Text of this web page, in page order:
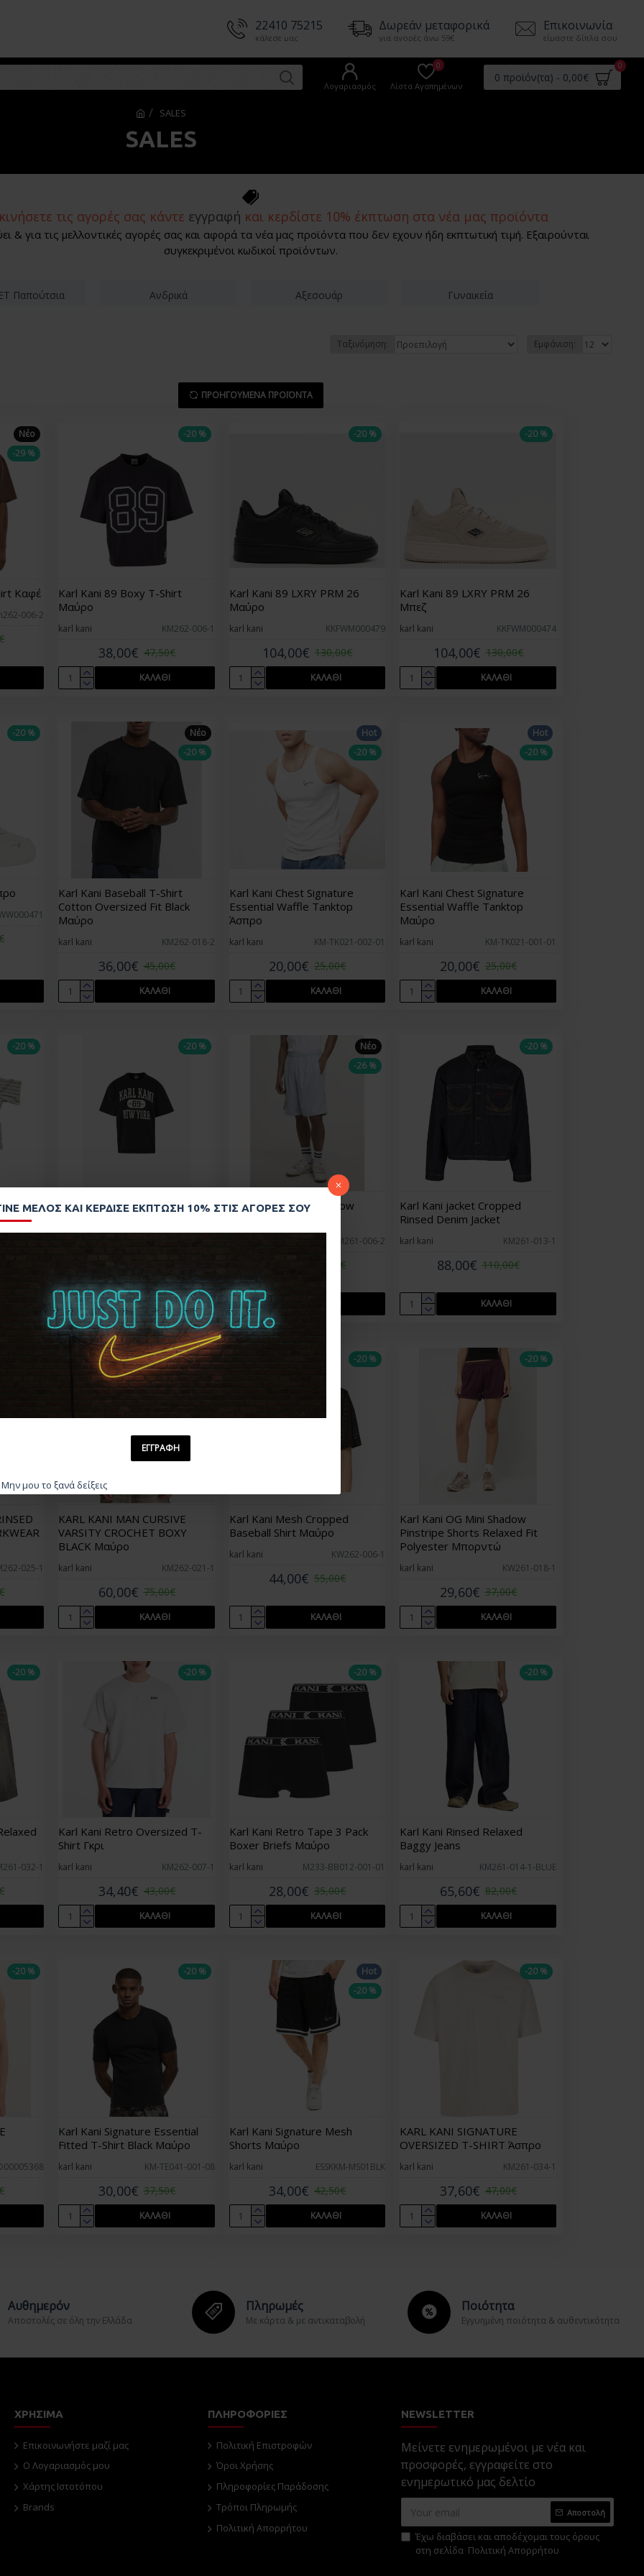
ΜΈΛΟΣ ΚΑΙ ΚΈΡΔΙΣΕ ΈΚΠΤΩΣΗ 10% ΣΤΙΣ ΑΓΟΡΈΣ ΣΟΥ
ΕΓΓΡΑΦΗ
Μην μου το ξανά δείξεις
22410 75215
κάλεσε μας
Δωρεάν μεταφορικά
για αγορές άνω 59€
Επικοινωνία
είμαστε δίπλα σου
Λογαριασμός Λίστα Αγαπημένων
0
0 προϊόν(τα) - 0,00€
0
SALES
SALES
τις αγορές σας κάντε εγγραφή και κερδίστε 10% έκπτωση στα νέα μας προϊόντα
& για τις μελλοντικές αγορές σας και αφορά τα νέα μας προϊόντα που δεν εχουν ήδη εκπτωτική τιμή. Εξαιρούνται
συγκεκριμένοι κωδικοί προϊόντων.
Παπούτσια Ανδρικά Αξεσουάρ Γυναικεία
Ταξινόμηση: Εμφάνιση:
ΠΡΟΗΓΟΎΜΕΝΑ ΠΡΟΪΌΝΤΑ
Νέο
-29 %
006-2
Καφέ
-20 %
karl kani KM262-006-1
Karl Kani 89 Boxy T-Shirt
Μαύρο
38,00€ 47,50€
ΚΑΛΆΘΙ
-20 %
karl kani KKFWM000479
Karl Kani 89 LXRY PRM 26
Μαύρο
104,00€ 130,00€
ΚΑΛΆΘΙ
-20 %
karl kani KKFWM000474
Karl Kani 89 LXRY PRM 26
Μπεζ
104,00€ 130,00€
ΚΑΛΆΘΙ
-20 %
Νέο
-20 %
karl kani KM262-018-2
Karl Kani Baseball T-Shirt
Cotton Oversized Fit Black
Μαύρο
36,00€ 45,00€
ΚΑΛΆΘΙ
Hot
-20 %
karl kani KM-TK021-002-01
Karl Kani Chest Signature
Essential Waffle Tanktop
Άσπρο
20,00€ 25,00€
ΚΑΛΆΘΙ
Hot
-20 %
karl kani KM-TK021-001-01
Karl Kani Chest Signature
Essential Waffle Tanktop
Μαύρο
20,00€ 25,00€
ΚΑΛΆΘΙ
-20 %
Pins
-20 %
Karl Kani Heritage 89
Μαύρο
33,60€ 42,00€
ΚΑΛΆΘΙ
Νέο
-26 %
KM261-006-2
Karl Kani Insignia Shadow
47,00€
ΚΑΛΆΘΙ
-20 %
karl kani KM261-013-1
Karl Kani jacket Cropped
Rinsed Denim Jacket
88,00€ 110,00€
ΚΑΛΆΘΙ
025-1
-20 %
karl kani KM262-021-1
KARL KANI MAN CURSIVE
VARSITY CROCHET BOXY
BLACK Μαύρο
60,00€ 75,00€
ΚΑΛΆΘΙ
-20 %
karl kani KW262-006-1
Karl Kani Mesh Cropped
Baseball Shirt Μαύρο
44,00€ 55,00€
ΚΑΛΆΘΙ
-20 %
karl kani KW261-018-1
Karl Kani OG Mini Shadow
Pinstripe Shorts Relaxed Fit
Polyester Μπορντώ
29,60€ 37,00€
ΚΑΛΆΘΙ
-20 %
032-1
-20 %
karl kani KM262-007-1
Karl Kani Retro Oversized T-
Shirt Γκρι
34,40€ 43,00€
ΚΑΛΆΘΙ
-20 %
karl kani M233-BB012-001-01
Karl Kani Retro Tape 3 Pack
Boxer Briefs Μαύρο
28,00€ 35,00€
ΚΑΛΆΘΙ
-20 %
karl kani KM261-014-1-BLUE
Karl Kani Rinsed Relaxed
Baggy Jeans
65,60€ 82,00€
ΚΑΛΆΘΙ
-20 % -20 %
karl kani KM-TE041-001-08
Karl Kani Signature Essential
Fitted T-Shirt Black Μαύρο
30,00€ 37,50€
ΚΑΛΆΘΙ
Hot
-20 %
karl kani ESSKKM-MS01BLK
Karl Kani Signature Mesh
Shorts Μαύρο
34,00€ 42,50€
ΚΑΛΆΘΙ
-20 %
karl kani KM261-034-1
KARL KANI SIGNATURE
OVERSIZED T-SHIRT Άσπρο
37,60€ 47,00€
ΚΑΛΆΘΙ
Αυθημερόν
Aποστολές σε όλη την Ελλάδα
Πληρωμές
Με κάρτα & με αντικαταβολή
Ποιότητα
Εγγυημένη ποιότητα & αυθεντικότητα
ΧΡΗΣΙΜΑ
Επικοινωνήστε μαζί μας
O Λογαριασμός μου
Χάρτης Ιστοτόπου
Brands
ΠΛΗΡΟΦΟΡΙΕΣ
Πολιτική Επιστροφών
Όροι Χρήσης
Πληροφορίες Παράδοσης
Τρόποι Πληρωμής
Πολιτική Απορρήτου
NEWSLETTER
Μείνετε ενημερωμένοι με νέα και
προσφορές, εγγραφείτε στο
ενημερωτικό μας δελτίο
Αποστολή
Έχω διαβάσει και αποδέχομαι τους όρους
στη σελίδα Πολιτική Απορρήτου